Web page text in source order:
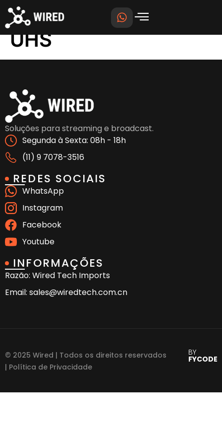
Câmera WT-9530
UHS
Soluções para streaming e broadcast.
Segunda à Sexta: 08h - 18h
(11) 9 7078-3516
REDES SOCIAIS
WhatsApp
Instagram
Facebook
Youtube
INFORMAÇÕES
Razão: Wired Tech Imports
Email: sales@wiredtech.com.cn
© 2025 Wired | Todos os direitos reservados
| Política de Privacidade
BY
FYCODE